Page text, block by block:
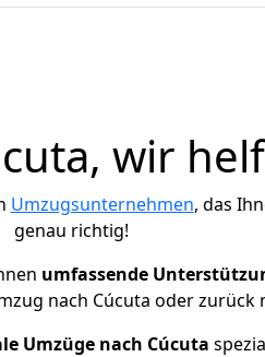
wir
Umzugsunternehmen, das
genau richtig!
umfassende
nach Cúcuta oder
Umzüge nach Cúcuta